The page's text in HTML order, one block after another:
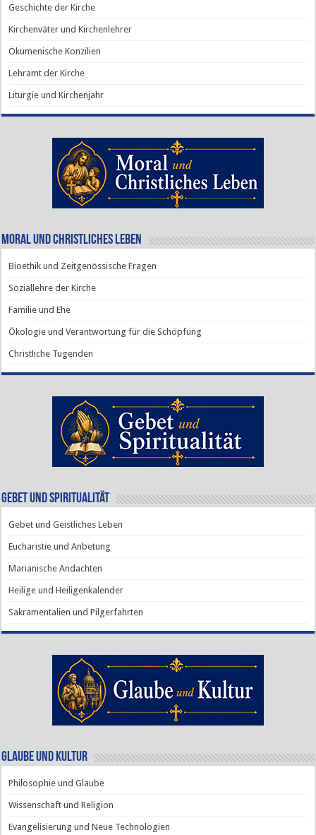
Geschichte der Kirche
Kirchenväter und Kirchenlehrer
Ökumenische Konzilien
Lehramt der Kirche
Liturgie und Kirchenjahr
Moral und Christliches Leben
Bioethik und Zeitgenössische Fragen
Soziallehre der Kirche
Familie und Ehe
Ökologie und Verantwortung für die Schöpfung
Christliche Tugenden
Gebet und Spiritualität
Gebet und Geistliches Leben
Eucharistie und Anbetung
Marianische Andachten
Heilige und Heiligenkalender
Sakramentalien und Pilgerfahrten
Glaube und Kultur
Philosophie und Glaube
Wissenschaft und Religion
Evangelisierung und Neue Technologien